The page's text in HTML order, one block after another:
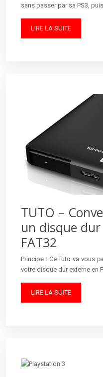
sans passer par sa PS3,
LIRE LA SUITE
TUTO –
un disque
FAT32
Principe : Ce Tuto va vous
votre disque dur externe en
LIRE LA SUITE